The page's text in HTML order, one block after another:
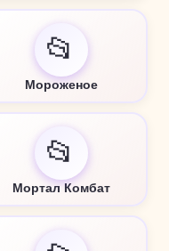
📂
Мороженое
📂
Мортал Комбат